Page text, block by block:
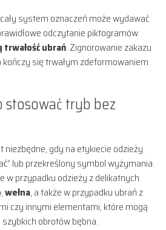
system oznaczeń może wydawać
odczytanie piktogramów
trwałość ubrań. Zignorowanie zakazu
się trwałym zdeformowaniem
stosować tryb bez
niezbędne, gdy na etykiecie odzieży
lub przekreślony symbol wyżymania.
w przypadku odzieży z delikatnych
,wełna, a także w przypadku ubrań z
czy innymi elementami, które mogą
obrotów bębna.